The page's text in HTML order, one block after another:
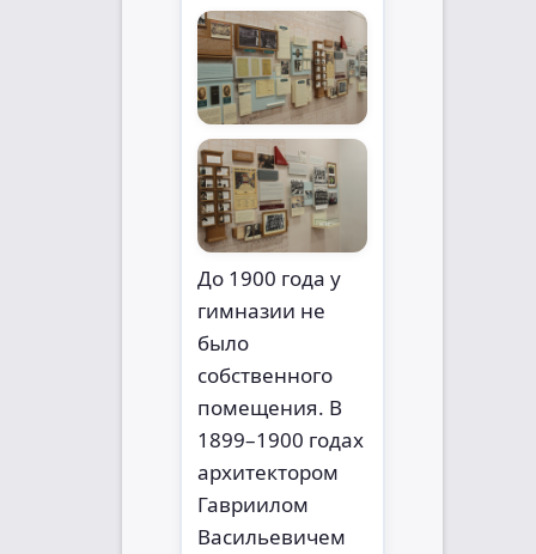
До 1900 года у
гимназии не
было
собственного
помещения. В
1899–1900 годах
архитектором
Гавриилом
Васильевичем